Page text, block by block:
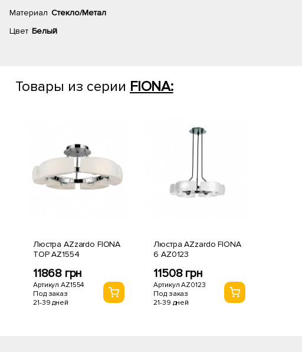
Материал Стекло/Метал
Цвет Белый
Товары из серии FIONA:
Люстра AZzardo FIONA
TOP AZ1554
11868 грн
Артикул AZ1554
Под заказ
21-39 дней
Люстра AZzardo FIONA
6 AZ0123
11508 грн
Артикул AZ0123
Под заказ
21-39 дней